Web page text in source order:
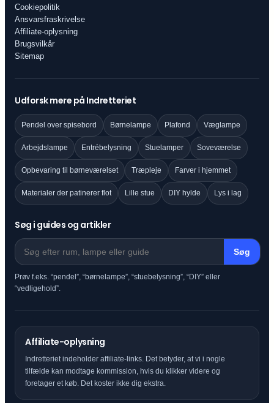
Cookiepolitik
Ansvarsfraskrivelse
Affiliate-oplysning
Brugsvilkår
Sitemap
Udforsk mere på Indretteriet
Pendel over spisebord Børnelampe Plafond Væglampe
Arbejdslampe Entrébelysning Stuelamper Soveværelse
Opbevaring til børneværelset Træpleje Farver i hjemmet
Materialer der patinerer flot Lille stue DIY hylde Lys i lag
Søg i guides og artikler
Søg
Prøv f.eks. “pendel”, “børnelampe”, “stuebelysning”, “DIY” eller
“vedligehold”.
Affiliate-oplysning
Indretteriet indeholder affiliate-links. Det betyder, at vi i nogle
tilfælde kan modtage kommission, hvis du klikker videre og
foretager et køb. Det koster ikke dig ekstra.